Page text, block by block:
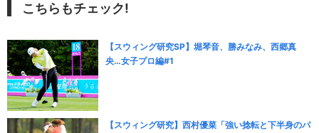
こちらもチェック!
【スウィング研究SP】堀琴音、勝みなみ、西郷真
央…女子プロ編#1
【スウィング研究】西村優菜「強い捻転と下半身のパ